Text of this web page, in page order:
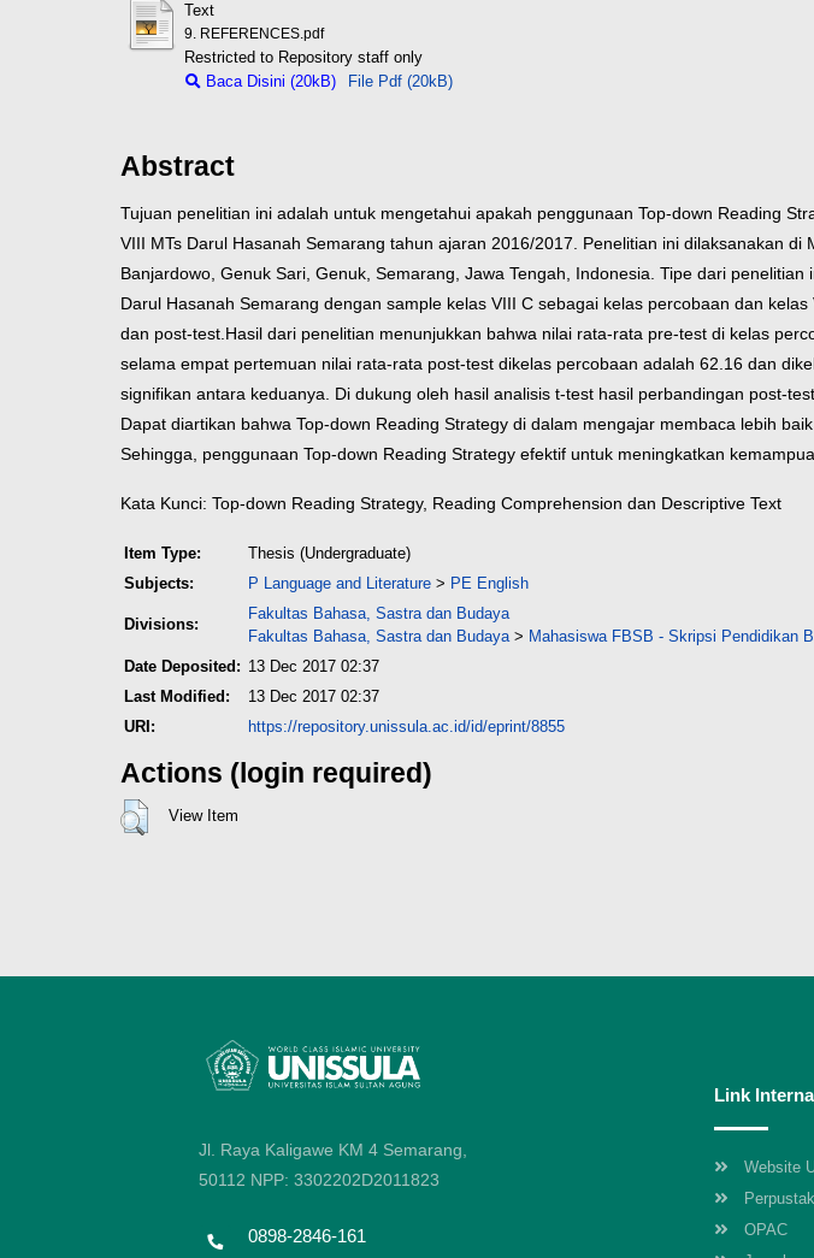
Text
9. REFERENCES.pdf
Restricted to Repository staff only
Baca Disini (20kB)
File Pdf (20kB)
Abstract
Tujuan penelitian ini adalah untuk mengetahui apakah penggunaan Top-down Reading
VIII MTs Darul Hasanah Semarang tahun ajaran 2016/2017. Penelitian ini dilaksanakan
Banjardowo, Genuk Sari, Genuk, Semarang, Jawa Tengah, Indonesia. Tipe dari
Darul Hasanah Semarang dengan sample kelas VIII C sebagai kelas percobaan dan
dan post-test. Hasil dari penelitian menunjukkan bahwa nilai rata-rata pre-test di kelas
selama empat pertemuan nilai rata-rata post-test dikelas percobaan adalah 62.16 dan
signifikan antara keduanya. Di dukung oleh hasil analisis t-test hasil perbandingan post-
Dapat diartikan bahwa Top-down Reading Strategy di dalam mengajar membaca lebih
Sehingga, penggunaan Top-down Reading Strategy efektif untuk meningkatkan
Kata Kunci: Top-down Reading Strategy, Reading Comprehension dan Descriptive Text
Item Type:
Thesis (Undergraduate)
Subjects:
P Language and Literature > PE English
Divisions:
Fakultas Bahasa, Sastra dan Budaya
Fakultas Bahasa, Sastra dan Budaya > Mahasiswa FBSB - Skripsi Pendidikan
Date Deposited: 13 Dec 2017 02:37
Last Modified:
13 Dec 2017 02:37
URI:
https://repository.unissula.ac.id/id/eprint/8855
Actions (login required)
View Item
Jl. Raya Kaligawe KM 4 Semarang,
50112 NPP: 3302202D2011823
0898-2846-161
Link
Website
OPAC